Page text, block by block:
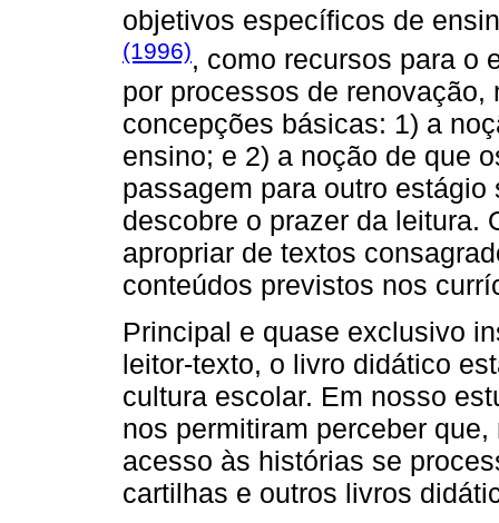
objetivos específicos de
(1996), como recursos para o
por processos de
concepções básicas: 1) a
ensino; e 2) a noção de que
passagem para outro
descobre o prazer da leitura.
apropriar de textos
conteúdos previstos nos
Principal e quase exclusivo
leitor-texto, o livro didático
cultura escolar. Em nosso
nos permitiram perceber
acesso às histórias se
cartilhas e outros livros